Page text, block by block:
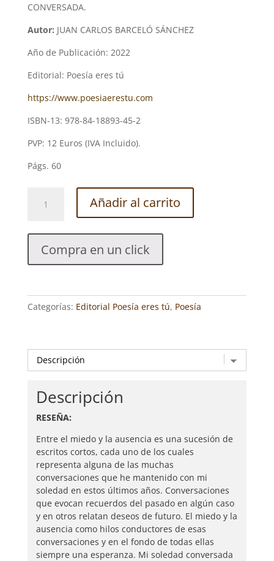
CONVERSADA.
Autor: JUAN CARLOS BARCELÓ SÁNCHEZ
Año de Publicación: 2022
Editorial: Poesía eres tú
https://www.poesiaerestu.com
ISBN-13: 978-84-18893-45-2
PVP: 12 Euros (IVA Incluido).
Págs. 60
Y
AUSENCIA.
SOLEDAD
CONVERSADA.
BARCELÓ
SÁNCHEZ
Añadir al carrito
Compra en un click
Categorías: Editorial Poesía eres tú, Poesía
Descripción
RESEÑA:
Entre el miedo y la ausencia es una sucesión de
escritos cortos, cada uno de los cuales
representa alguna de las muchas
conversaciones que he mantenido con mi
soledad en estos últimos años. Conversaciones
que evocan recuerdos del pasado en algún caso
y en otros relatan deseos de futuro. El miedo y la
ausencia como hilos conductores de esas
conversaciones y en el fondo de todas ellas
siempre una esperanza. Mi soledad conversada